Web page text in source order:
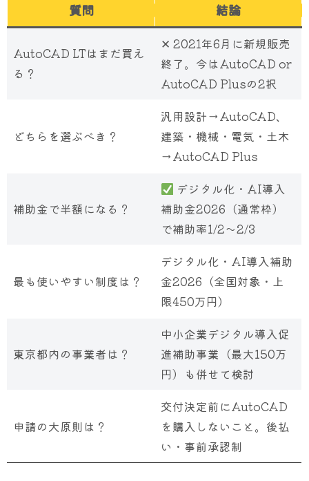
質問 結論
AutoCAD LTはまだ買え
る？
✕ 2021年6月に新規販売
終了。今はAutoCAD or
AutoCAD Plusの2択
どちらを選ぶべき？
汎用設計→AutoCAD、
建築・機械・電気・土木
→AutoCAD Plus
補助金で半額になる？
デジタル化・AI導入
補助金2026（通常枠）
で補助率1/2〜2/3
最も使いやすい制度は？
デジタル化・AI導入補助
金2026（全国対象・上
限450万円）
東京都内の事業者は？
中小企業デジタル導入促
進補助事業（最大150万
円）も併せて検討
申請の大原則は？
交付決定前にAutoCAD
を購入しないこと。後払
い・事前承認制